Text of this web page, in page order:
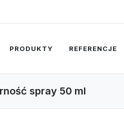
PRODUKTY REFERENCJE
spray 50 ml